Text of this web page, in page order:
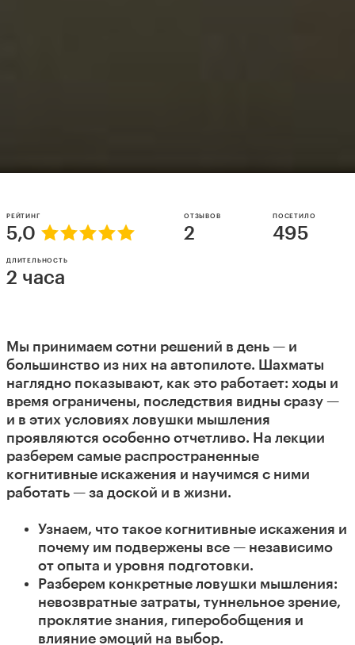
РЕЙТИНГ
5,0
ОТЗЫВОВ
2
ПОСЕТИЛО
495
ДЛИТЕЛЬНОСТЬ
2 часа
Мы принимаем сотни решений в день — и
большинство из них на автопилоте. Шахматы
наглядно показывают, как это работает: ходы и
время ограничены, последствия видны сразу —
и в этих условиях ловушки мышления
проявляются особенно отчетливо. На лекции
разберем самые распространенные
когнитивные искажения и научимся с ними
работать — за доской и в жизни.
Узнаем, что такое когнитивные искажения и
почему им подвержены все — независимо
от опыта и уровня подготовки.
Разберем конкретные ловушки мышления:
невозвратные затраты, туннельное зрение,
проклятие знания, гиперобобщения и
влияние эмоций на выбор.